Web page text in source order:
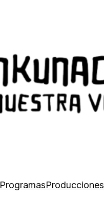
ProgramasProducciones